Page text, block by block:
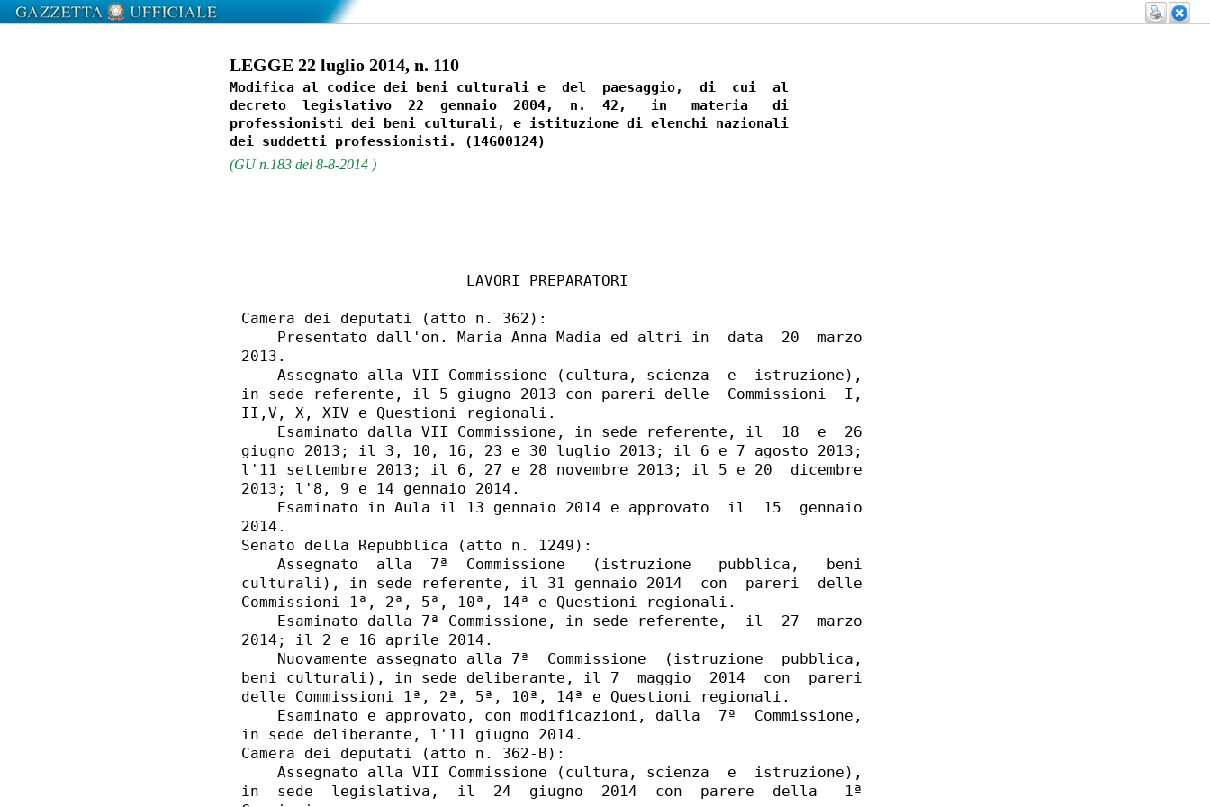
LEGGE 22 luglio 2014, n. 110
Modifica al codice dei beni culturali e  del  paesaggio,  di  cui  al
decreto  legislativo  22  gennaio  2004,  n.  42,   in   materia   di
professionisti dei beni culturali, e istituzione di elenchi nazionali
(GU n.183 del 8-8-2014 )
                         LAVORI PREPARATORI
Camera dei deputati (atto n. 362):
    Presentato dall'on. Maria Anna Madia ed altri in  data  20  marzo
2013.
    Assegnato alla VII Commissione (cultura, scienza  e  istruzione),
in sede referente, il 5 giugno 2013 con pareri delle  Commissioni  I,
II,V, X, XIV e Questioni regionali.
    Esaminato dalla VII Commissione, in sede referente, il  18  e  26
giugno 2013; il 3, 10, 16, 23 e 30 luglio 2013; il 6 e 7 agosto 2013;
l'11 settembre 2013; il 6, 27 e 28 novembre 2013; il 5 e 20  dicembre
2013; l'8, 9 e 14 gennaio 2014.
    Esaminato in Aula il 13 gennaio 2014 e approvato  il  15  gennaio
2014.
Senato della Repubblica (atto n. 1249):
    Assegnato  alla  7ª  Commissione   (istruzione   pubblica,   beni
culturali), in sede referente, il 31 gennaio 2014  con  pareri  delle
Commissioni 1ª, 2ª, 5ª, 10ª, 14ª e Questioni regionali.
    Esaminato dalla 7ª Commissione, in sede referente,  il  27  marzo
2014; il 2 e 16 aprile 2014.
    Nuovamente assegnato alla 7ª  Commissione  (istruzione  pubblica,
beni culturali), in sede deliberante, il 7  maggio  2014  con  pareri
delle Commissioni 1ª, 2ª, 5ª, 10ª, 14ª e Questioni regionali.
    Esaminato e approvato, con modificazioni, dalla  7ª  Commissione,
in sede deliberante, l'11 giugno 2014.
Camera dei deputati (atto n. 362-B):
    Assegnato alla VII Commissione (cultura, scienza  e  istruzione),
in  sede  legislativa,  il  24  giugno  2014  con  parere  della   1ª